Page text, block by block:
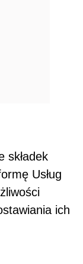
składek
Usług
ich